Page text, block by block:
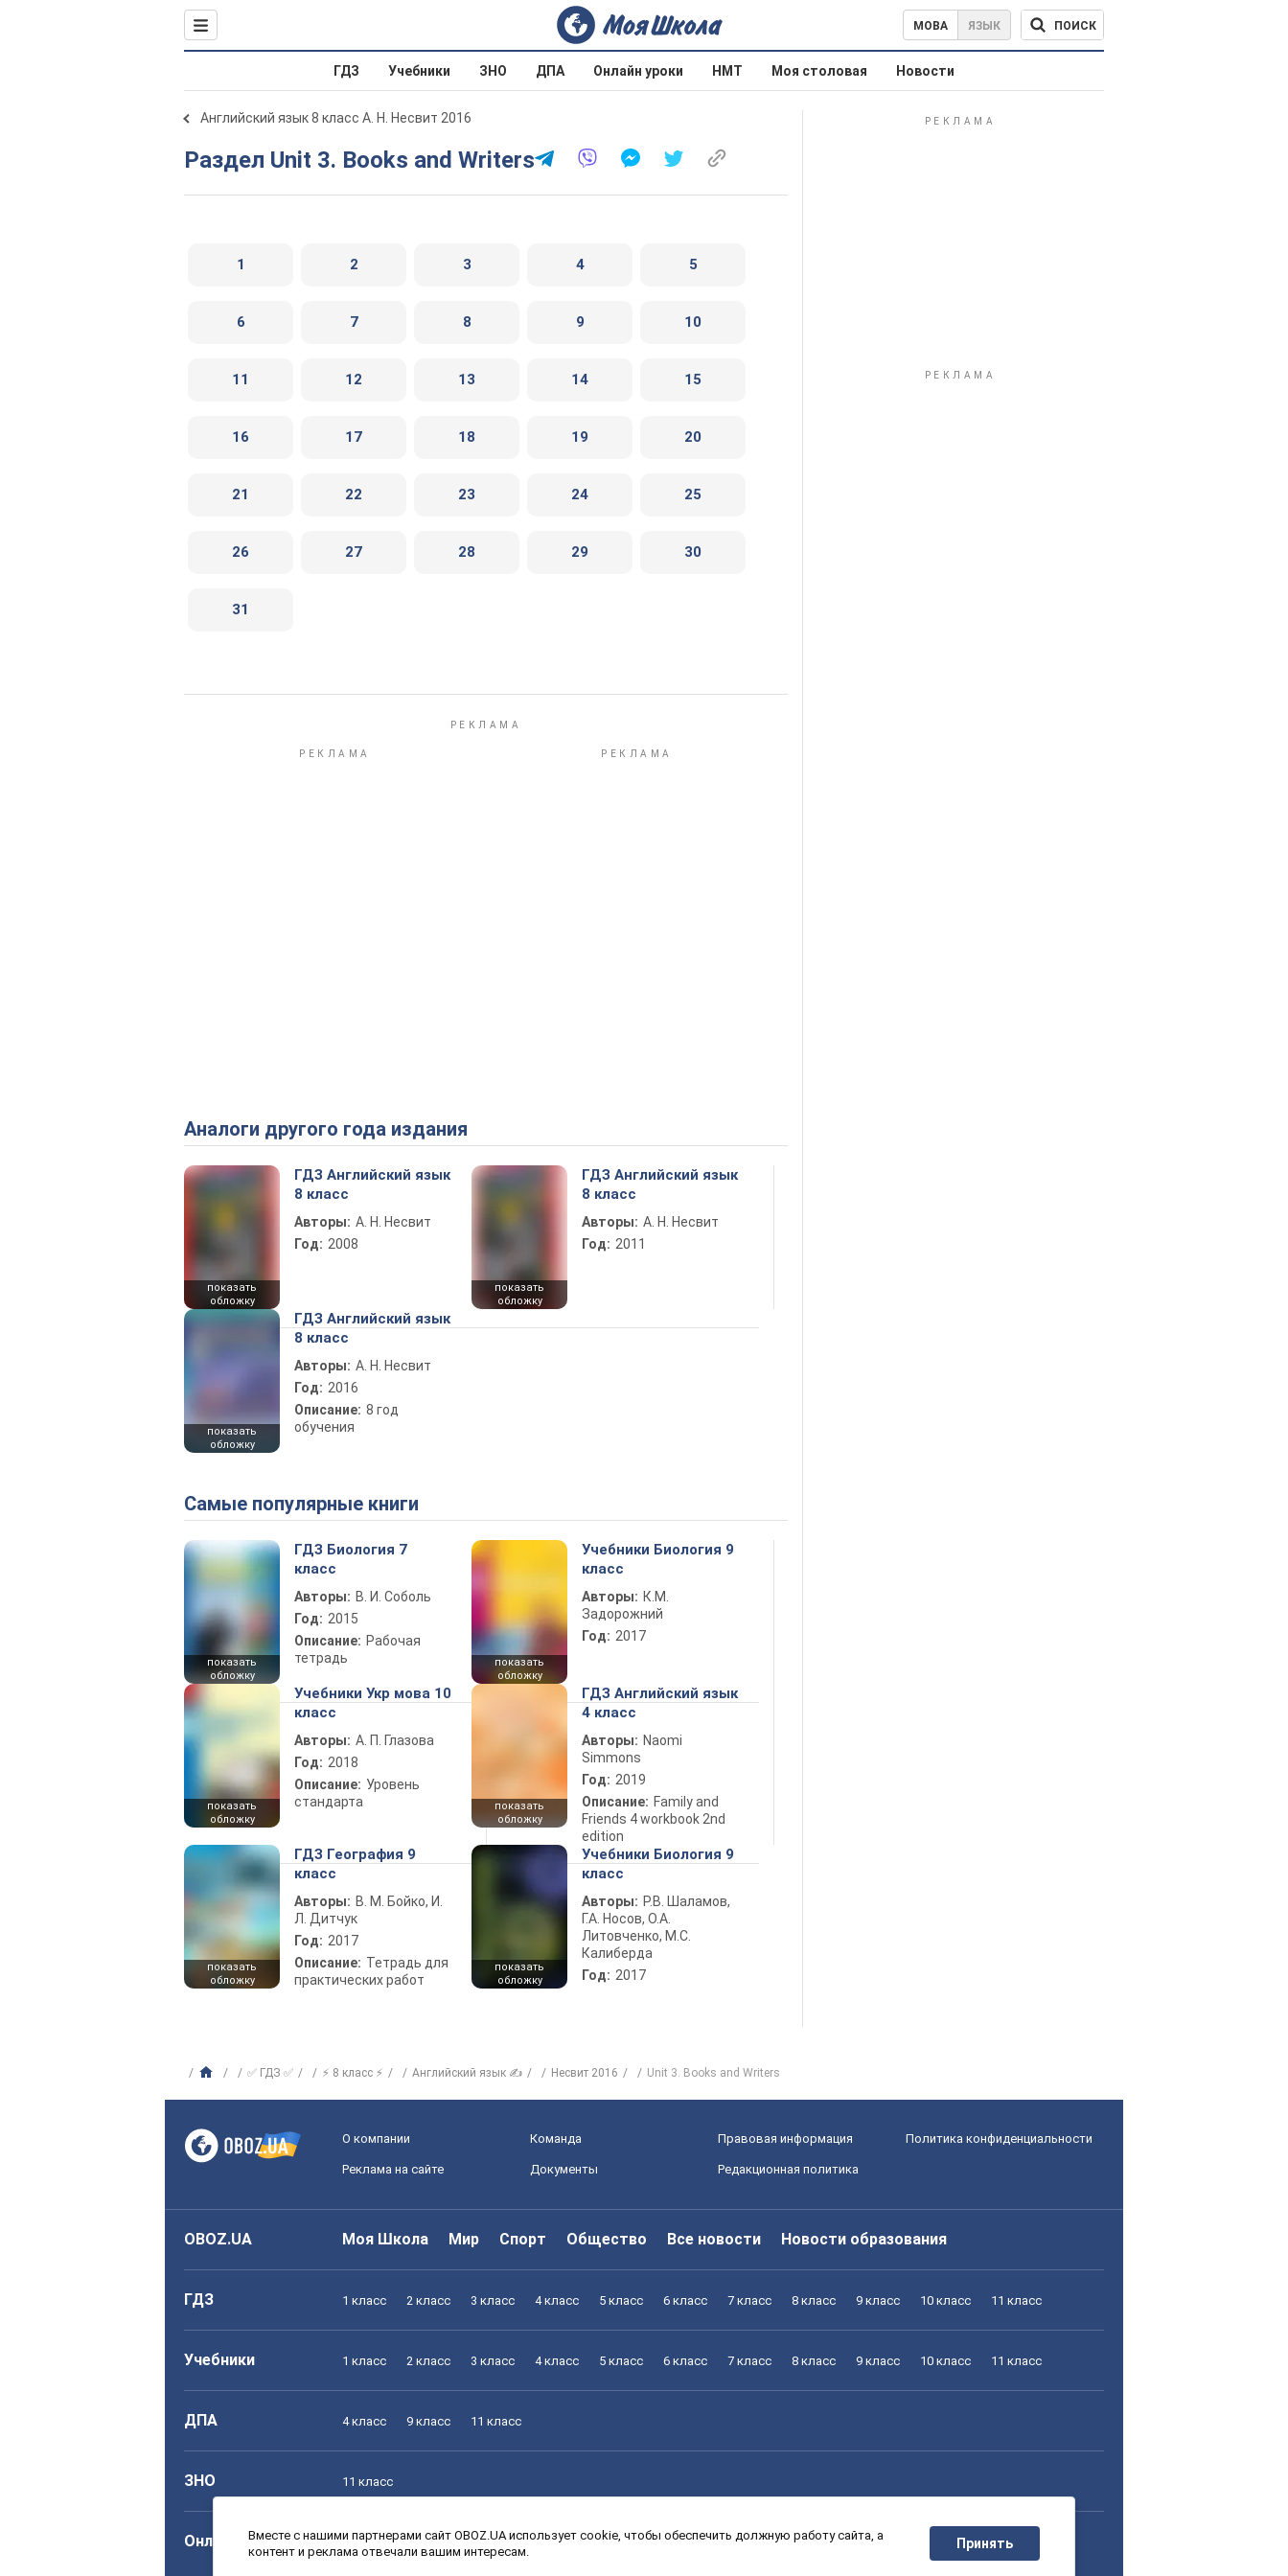
МОВА ЯЗЫК ПОИСК
ГДЗ Учебники ЗНО ДПА Онлайн уроки НМТ Моя столовая Новости
Английский язык 8 класс А. Н. Несвит 2016
Раздел Unit 3. Books and Writers
1 2 3 4 5
6 7 8 9 10
11 12 13 14 15
16 17 18 19 20
21 22 23 24 25
26 27 28 29 30
31
Аналоги другого года издания
показать
обложку
ГДЗ Английский язык
8 класс
Авторы: А. Н. Несвит
Год: 2008
показать
обложку
ГДЗ Английский язык
8 класс
Авторы: А. Н. Несвит
Год: 2011
показать
обложку
ГДЗ Английский язык
8 класс
Авторы: А. Н. Несвит
Год: 2016
Описание: 8 год
обучения
Самые популярные книги
показать
обложку
ГДЗ Биология 7
класс
Авторы: В. И. Соболь
Год: 2015
Описание: Рабочая
тетрадь
показать
обложку
Учебники Биология 9
класс
Авторы: К.М.
Задорожний
Год: 2017
показать
обложку
Учебники Укр мова 10
класс
Авторы: А. П. Глазова
Год: 2018
Описание: Уровень
стандарта
показать
обложку
ГДЗ Английский язык
4 класс
Авторы: Naomi
Simmons
Год: 2019
Описание: Family and
Friends 4 workbook 2nd
edition
показать
обложку
ГДЗ География 9
класс
Авторы: В. М. Бойко, И.
Л. Дитчук
Год: 2017
Описание: Тетрадь для
практических работ
показать
обложку
Учебники Биология 9
класс
Авторы: Р.В. Шаламов,
Г.А. Носов, О.А.
Литовченко, М.С.
Калиберда
Год: 2017
✅ ГДЗ ✅ ⚡ 8 класс ⚡ Английский язык ✍ Несвит 2016 Unit 3. Books and Writers
О компании Команда Правовая информация Политика конфиденциальности
Реклама на сайте Документы Редакционная политика
OBOZ.UA Моя Школа Мир Спорт Общество Все новости Новости образования
ГДЗ 1 класс 2 класс 3 класс 4 класс 5 класс 6 класс 7 класс 8 класс 9 класс 10 класс 11 класс
Учебники 1 класс 2 класс 3 класс 4 класс 5 класс 6 класс 7 класс 8 класс 9 класс 10 класс 11 класс
ДПА 4 класс 9 класс 11 класс
ЗНО 11 класс
Онлайн уроки 1 класс 2 класс 3 класс 4 класс 5 класс 6 класс 7 класс 8 класс 9 класс 10 класс 11 класс
Вместе с нашими партнерами сайт OBOZ.UA использует cookie, чтобы обеспечить должную работу сайта, а
контент и реклама отвечали вашим интересам.
Принять